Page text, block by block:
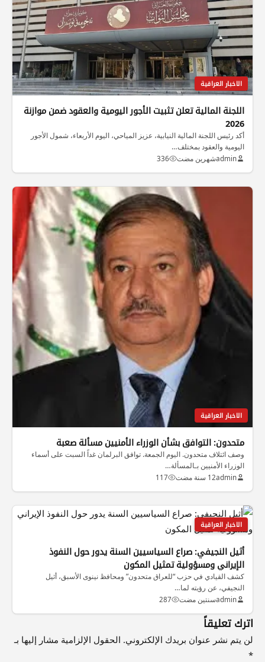
الاخبار العراقية
اللجنة المالية تعلن تثبيت الأجور اليومية والعقود ضمن موازنة
2026
أكد رئيس اللجنة المالية النيابية، عزيز المياحي، اليوم الأربعاء، شمول الأجور
اليومية والعقود بمختلف…
adminشهرين مضت 336
الاخبار العراقية
متحدون: التوافق بشأن الوزراء الأمنيين مسألة صعبة
وصف ائتلاف متحدون. اليوم الجمعة. توافق البرلمان غداً السبت على أسماء
الوزراء الأمنيين بـالمسألة…
admin12 سنة مضت 117
الاخبار العراقية
أثيل النجيفي: صراع السياسيين السنة يدور حول النفوذ
الإيراني ومسؤولية تمثيل المكون
كشف القيادي في حزب “للعراق متحدون” ومحافظ نينوى الأسبق، أثيل
النجيفي، عن رؤيته لما…
adminسنتين مضت 287
اترك تعليقاً
لن يتم نشر عنوان بريدك الإلكتروني. الحقول الإلزامية مشار إليها بـ
*